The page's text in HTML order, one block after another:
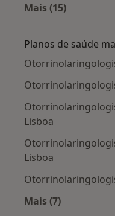
Mais (15)
Planos de saúde
Lisboa
Lisboa
Mais (7)